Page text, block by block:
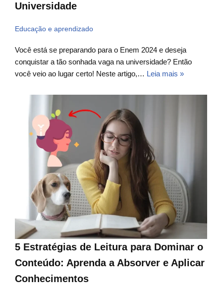
Universidade
Educação e aprendizado
Você está se preparando para o Enem 2024 e deseja
conquistar a tão sonhada vaga na universidade? Então
você veio ao lugar certo! Neste artigo,… Leia mais »
5 Estratégias de Leitura para Dominar o
Conteúdo: Aprenda a Absorver e Aplicar
Conhecimentos